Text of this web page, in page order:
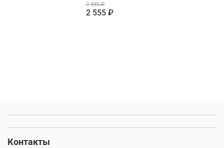
2 990 ₽
2 555 ₽
Контакты